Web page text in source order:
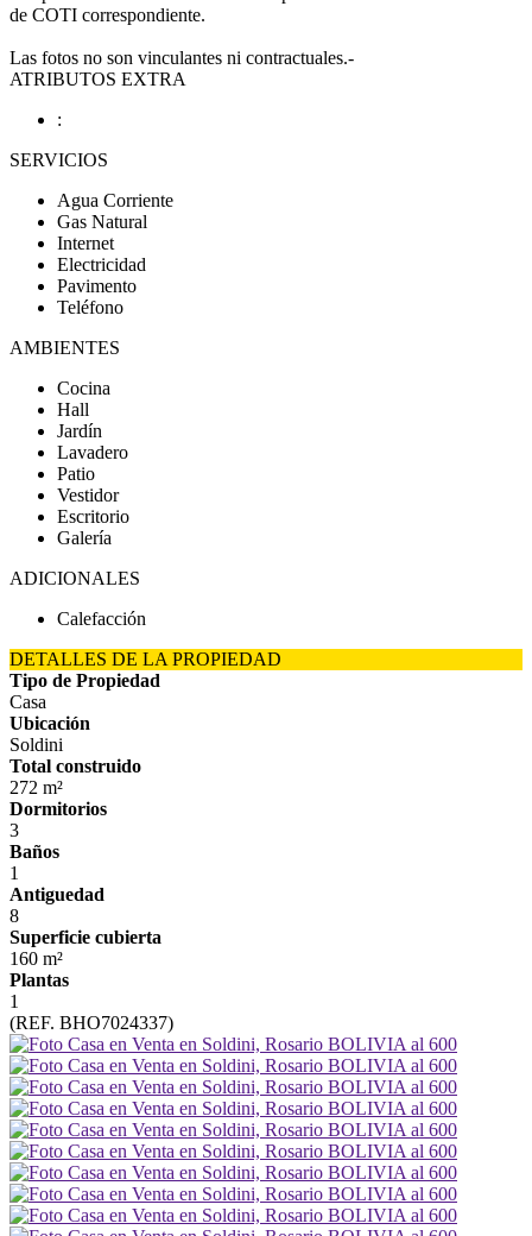
de COTI correspondiente.
Las fotos no son vinculantes ni contractuales.-
ATRIBUTOS EXTRA
:
SERVICIOS
Agua Corriente
Gas Natural
Internet
Electricidad
Pavimento
Teléfono
AMBIENTES
Cocina
Hall
Jardín
Lavadero
Patio
Vestidor
Escritorio
Galería
ADICIONALES
Calefacción
DETALLES DE LA PROPIEDAD
Tipo de Propiedad
Casa
Ubicación
Soldini
Total construido
272 m²
Dormitorios
3
Baños
1
Antiguedad
8
Superficie cubierta
160 m²
Plantas
1
(REF. BHO7024337)